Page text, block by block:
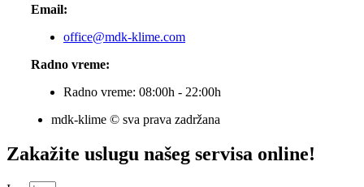
Email:
office@mdk-klime.com
Radno vreme:
Radno vreme: 08:00h - 22:00h
mdk-klime © sva prava zadržana
Zakažite uslugu našeg servisa online!